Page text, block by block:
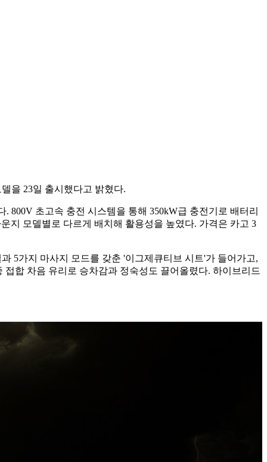
을 23일 출시했다고 밝혔다.
800V 초고속 충전 시스템을 통해 350kW급 충전기로 배터리
지 모델별로 다르게 배치해 활용성을 높였다. 가격은 카고 3
5가지 마사지 모드를 갖춘 '이그제큐티브 시트'가 들어가고,
합 차음 유리로 승차감과 정숙성도 끌어올렸다. 하이브리드